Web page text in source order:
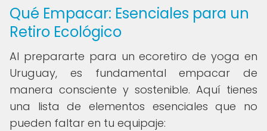
Qué Empacar: Esenciales para un
Retiro Ecológico
Al prepararte para un ecoretiro de yoga en
Uruguay, es fundamental empacar de
manera consciente y sostenible. Aquí tienes
una lista de elementos esenciales que no
pueden faltar en tu equipaje: